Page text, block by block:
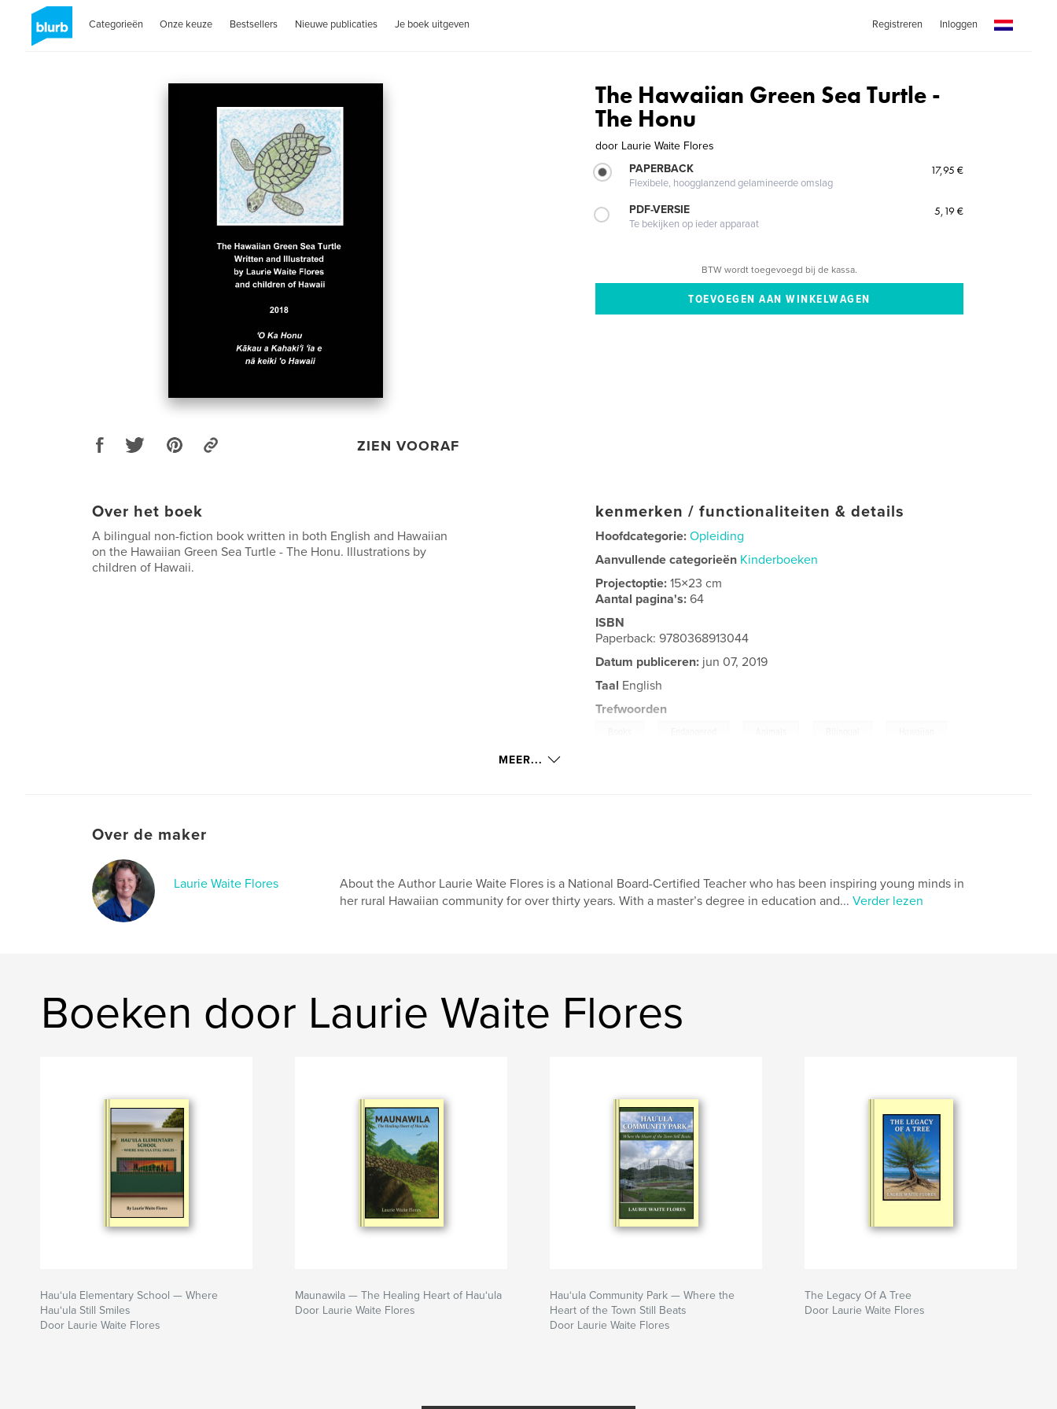
Categorieën Onze keuze Bestsellers Nieuwe publicaties Je boek uitgeven Registreren Inloggen
ZIEN VOORAF
The Hawaiian Green Sea Turtle -
The Honu
door Laurie Waite Flores
PAPERBACK
Flexibele, hoogglanzend gelamineerde omslag
17,95 €
PDF-VERSIE
Te bekijken op ieder apparaat
5,19 €
BTW wordt toegevoegd bij de kassa.
Over het boek
A bilingual non-fiction book written in both English and Hawaiian
on the Hawaiian Green Sea Turtle - The Honu. Illustrations by
children of Hawaii.
kenmerken / functionaliteiten & details
Hoofdcategorie: Opleiding
Aanvullende categorieën Kinderboeken
Projectoptie:15×23 cm
Aantal pagina's:64
ISBN
Paperback: 9780368913044
Datum publiceren: jun 07, 2019
Taal English
Trefwoorden
MEER...
Over de maker
Laurie Waite Flores
About the Author Laurie Waite Flores is a National Board-Certified Teacher who has been inspiring young minds in
her rural Hawaiian community for over thirty years. With a master’s degree in education and... Verder lezen
Boeken door Laurie Waite Flores
Hau‘ula Elementary School — Where
Hau‘ula Still Smiles
Door Laurie Waite Flores
Maunawila — The Healing Heart of Hau‘ula
Door Laurie Waite Flores
Hau‘ula Community Park — Where the
Heart of the Town Still Beats
Door Laurie Waite Flores
The Legacy Of A Tree
Door Laurie Waite Flores